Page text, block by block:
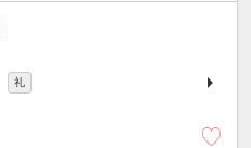
礼